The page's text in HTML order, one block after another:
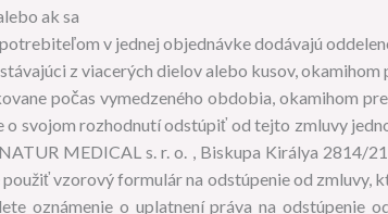
ak sa
v jednej objednávke dodávajú
z viacerých dielov alebo kusov,
počas vymedzeného obdobia, okamihom
o svojom rozhodnutí odstúpiť od tejto zmluvy
MEDICAL s. r. o. , Biskupa Királya 2814/
vzorový formulár na odstúpenie od zmluvy,
oznámenie o uplatnení práva na